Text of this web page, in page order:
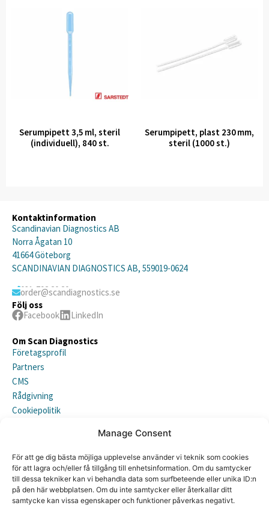
Manage Consent
För att ge dig bästa möjliga upplevelse använder vi teknik som cookies
för att lagra och/eller få tillgång till enhetsinformation. Om du samtycker
till dessa tekniker kan vi behandla data som surfbeteende eller unika ID:n
på den här webbplatsen. Om du inte samtycker eller återkallar ditt
samtycke kan vissa egenskaper och funktioner påverkas negativt.
Serumpipett 3,5 ml, steril
(individuell), 840 st.
Serumpipett, plast 230 mm,
steril (1000 st.)
Kontaktinformation
Scandinavian Diagnostics AB
Norra Ågatan 10
41664 Göteborg
SCANDINAVIAN DIAGNOSTICS AB, 559019-0624
031-792 20 20
order@scandiagnostics.se
Följ oss
Facebook
LinkedIn
Om Scan Diagnostics
Företagsprofil
Partners
CMS
Rådgivning
Cookiepolitik